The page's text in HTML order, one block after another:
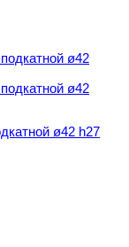
ø42 h27
ø42 h27